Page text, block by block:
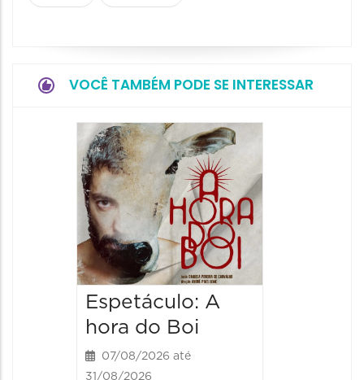
VOCÊ TAMBÉM PODE SE INTERESSAR
Espetáculo: A
hora do Boi
07/08/2026 até
31/08/2026